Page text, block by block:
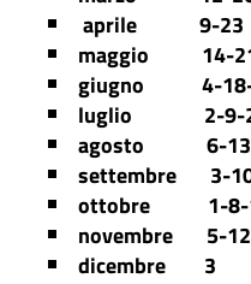
aprile 9-23
maggio 14-
giugno 4-
luglio 2-9-
agosto 6-13-
settembre 3-
ottobre 1-8-
novembre 5-
dicembre 3